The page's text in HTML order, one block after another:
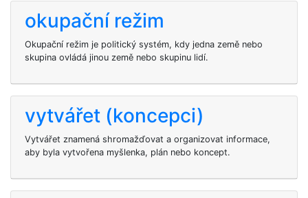
okupační režim
Okupační režim je politický systém, kdy jedna země nebo
skupina ovládá jinou země nebo skupinu lidí.
vytvářet (koncepci)
Vytvářet znamená shromažďovat a organizovat informace,
aby byla vytvořena myšlenka, plán nebo koncept.